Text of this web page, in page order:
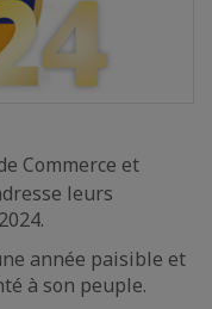
Commerce et
leurs
année paisible et
à son peuple.